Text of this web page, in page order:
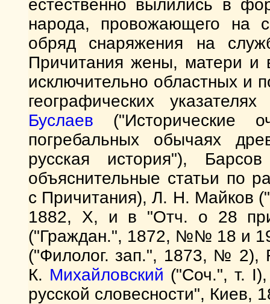
естественно вылились в
народа, провожающего на
обряд снаряжения на
Причитания жены, матери и
исключительно областных и
географических
Буслаев ("Исторические
погребальных обычаях
русская история"),
объяснительные статьи по
с Причитания), Л. Н. Майков
1882, X, и в "Отч. о 28
("Граждан.", 1872, №№ 18 и
("Филолог. зап.", 1873, №
К. Михайловский ("Соч.", т.
русской словесности", Киев,